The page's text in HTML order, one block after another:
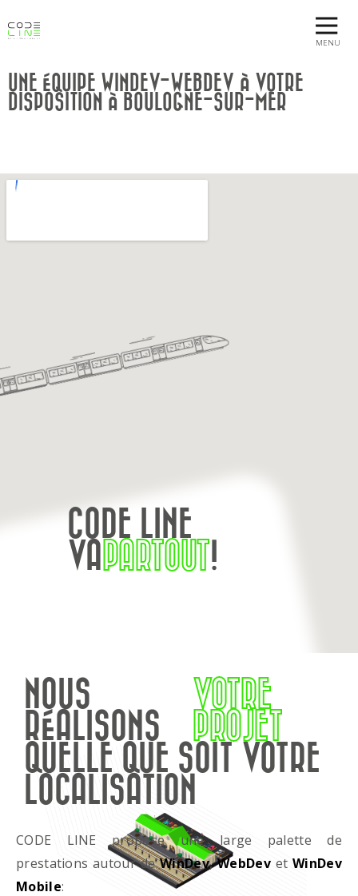
MENU
UNE ÉQUIPE WINDEV-WEBDEV À VOTRE
DISPOSITION À BOULOGNE-SUR-MER
CODE LINE
VAPARTOUT!
NOUS
RÉALISONS
VOTRE
PROJET
QUELLE QUE SOIT VOTRE
LOCALISATION
CODE LINE propose une large palette de
prestations autour deWinDev,WebDevet WinDev
Mobile: